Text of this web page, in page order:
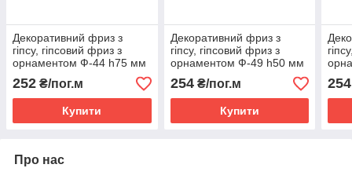
Декоративний фриз з
гіпсу, гіпсовий фриз з
орнаментом Ф-44 h75 мм
252 ₴/пог.м
Купити
Декоративний фриз з
гіпсу, гіпсовий фриз з
орнаментом Ф-49 h50 мм
254₴/пог.м
Купити
254
Про нас